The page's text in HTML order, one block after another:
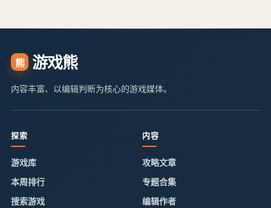
熊 游戏熊
内容丰富、以编辑判断为核心的游戏媒体。
探索
游戏库
本周排行
搜索游戏
内容
攻略文章
专题合集
编辑作者